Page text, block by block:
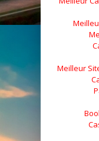
Meilleur